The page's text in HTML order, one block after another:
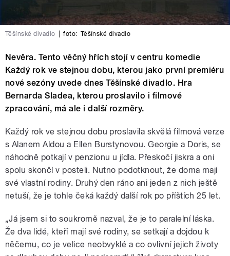
Těšínské divadlo foto: Těšínské divadlo
Nevěra. Tento věčný hřích stojí v centru komedie
Každý rok ve stejnou dobu, kterou jako první premiéru
nové sezóny uvede dnes Těšínské divadlo. Hra
Bernarda Sladea, kterou proslavilo i filmové
zpracování, má ale i další rozměry.
Každý rok ve stejnou dobu proslavila skvělá filmová verze
s Alanem Aldou a Ellen Burstynovou. Georgie a Doris, se
náhodně potkají v penzionu u jídla. Přeskočí jiskra a oni
spolu skončí v posteli. Nutno podotknout, že doma mají
své vlastní rodiny. Druhý den ráno ani jeden z nich ještě
netuší, že je tohle čeká každý další rok po příštích 25 let.
„Já jsem si to soukromě nazval, že je to paralelní láska.
Že dva lidé, kteří mají své rodiny, se setkají a dojdou k
něčemu, co je velice neobvyklé a co ovlivní jejich životy